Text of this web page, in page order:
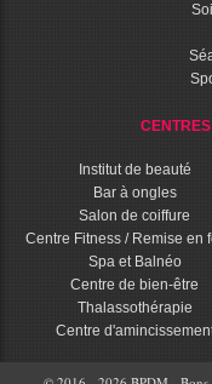
Institut de beauté
Bar à ongles
Salon de coiffure
Centre Fitness / Remise en
Spa et Balnéo
Centre de bien-être
Thalassothérapie
Centre